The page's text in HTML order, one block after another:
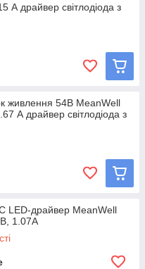
А драйвер світлодіода з
живлення 54В MeanWell
А драйвер світлодіода з
LED-драйвер MeanWell
1.07А